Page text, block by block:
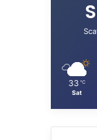
33 ℃
Sat